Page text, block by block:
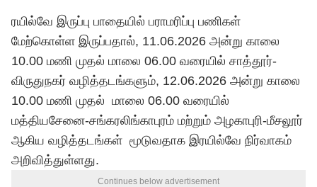
ரயில்வே இருப்பு பாதையில் பராமரிப்பு பணிகள்
மேற்கொள்ள இருப்பதால், 11.06.2026 அன்று காலை
10.00 மணி முதல் மாலை 06.00 வரையில் சாத்தூர்-
விருதுநகர் வழித்தடங்களும், 12.06.2026 அன்று காலை
10.00 மணி முதல் மாலை 06.00 வரையில்
மத்தியசேனை-சங்கரலிங்காபுரம் மற்றும் அழகாபுரி-மீசலூர்
ஆகிய வழித்தடங்கள் மூடுவதாக இரயில்வே நிர்வாகம்
அறிவித்துள்ளது.
Continues below advertisement